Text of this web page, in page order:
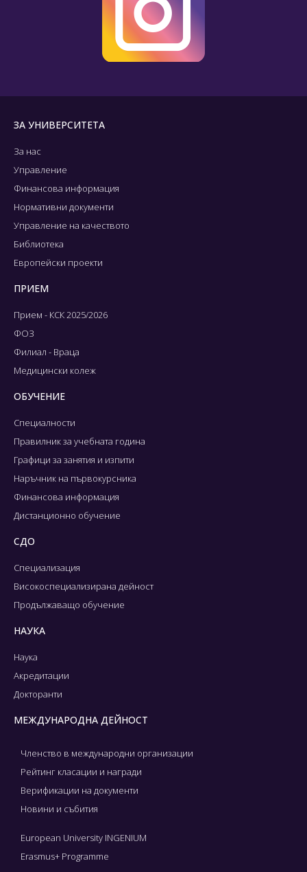
ЗА УНИВЕРСИТЕТА
За нас
Управление
Финансова информация
Нормативни документи
Управление на качеството
Библиотека
Европейски проекти
ПРИЕМ
Прием - КСК 2025/2026
ФОЗ
Филиал - Враца
Медицински колеж
ОБУЧЕНИЕ
Специалности
Правилник за учебната година
Графици за занятия и изпити
Наръчник на първокурсника
Финансова информация
Дистанционно обучение
СДО
Специализация
Високоспециализирана дейност
Продължаващо обучение
НАУКА
Наука
Акредитации
Докторанти
МЕЖДУНАРОДНА ДЕЙНОСТ
Членство в международни организации
Рейтинг класации и награди
Верификации на документи
Новини и събития
European University INGENIUM
Erasmus+ Programme